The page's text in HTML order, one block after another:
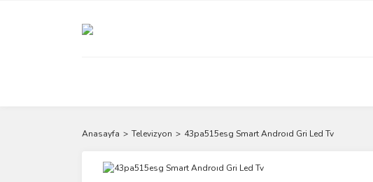
Anasayfa Televizyon 43pa515esg Smart Androıd Gri Led Tv